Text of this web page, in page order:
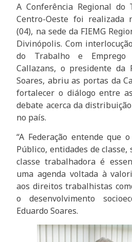
A Conferência Regional do
Centro-Oeste foi realizada
(04), na sede da FIEMG
Divinópolis. Com
do Trabalho e Emprego
Callazans, o presidente da
Soares, abriu as portas da
fortalecer o diálogo entre
debate acerca da
no país.
“A Federação entende que
Público, entidades de
classe trabalhadora é
uma agenda voltada à
aos direitos trabalhistas
o desenvolvimento
Eduardo Soares.